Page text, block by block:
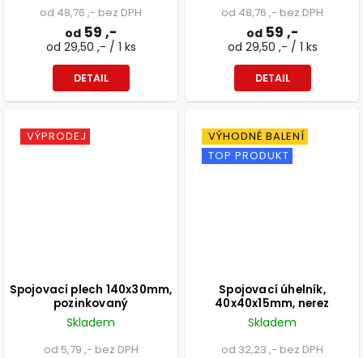
od 48,76 ,- bez DPH
od 59 ,-
od 29,50 ,- / 1 ks
DETAIL
od 48,76 ,- bez DPH
od 59 ,-
od 29,50 ,- / 1 ks
DETAIL
VÝPRODEJ
Spojovací plech 140x30mm,
pozinkovaný
Skladem
od 5,79 ,- bez DPH
VÝHODNÉ BALENÍ
TOP PRODUKT
Spojovací úhelník,
40x40x15mm, nerez
Skladem
od 32,23 ,- bez DPH